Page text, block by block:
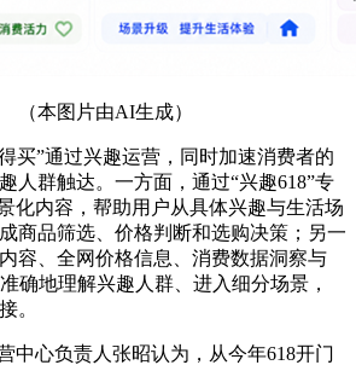
（本图片由AI生成）
买”通过兴趣运营，同时加速消费者的
人群触达。一方面，通过“兴趣618”专
化内容，帮助用户从具体兴趣与生活场
商品筛选、价格判断和选购决策；另一
容、全网价格信息、消费数据洞察与
确地理解兴趣人群、进入细分场景，
。
中心负责人张昭认为，从今年618开门